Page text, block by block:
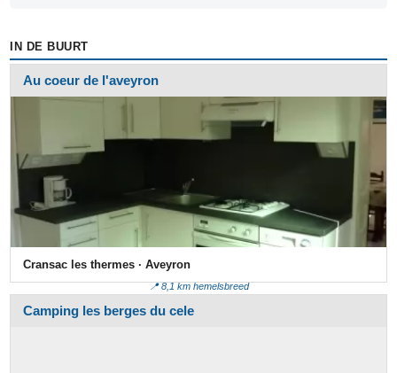
IN DE BUURT
Au coeur de l'aveyron
Cransac les thermes · Aveyron
📍 8,1 km hemelsbreed
Camping les berges du cele